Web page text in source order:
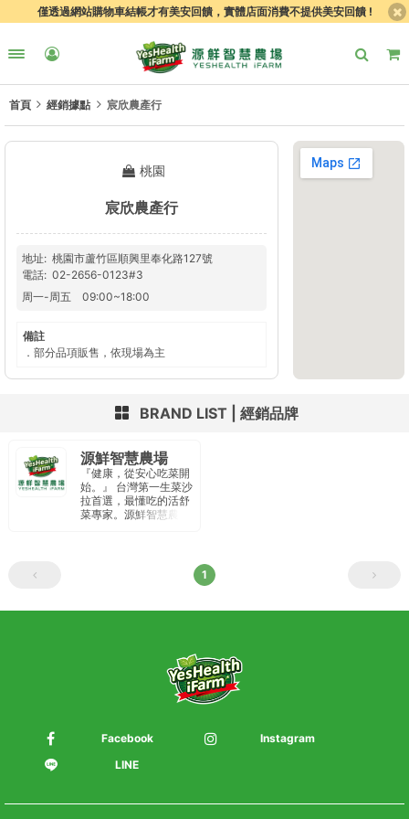
僅透過網站購物車結帳才有美安回饋，實體店面消費不提供美安回饋 !
首頁 經銷據點 宸欣農產行
桃園
宸欣農產行
地址
桃園市蘆竹區順興里奉化路127號
電話
02-2656-0123#3
周一-周五 09:00~18:00
備註
．部分品項販售，依現場為主
BRAND LIST 經銷品牌
源鮮智慧農場
『健康，從安心吃菜開
始。』 台灣第一生菜沙
拉首選，最懂吃的活舒
菜專家。源鮮智慧農場
菌、沙門氏菌 為重點安
1
Facebook
Instagram
LINE